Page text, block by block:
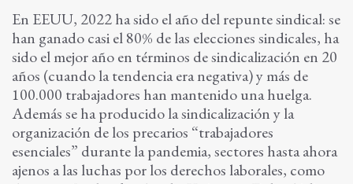
En EEUU, 2022 ha sido el año del repunte sindical: se
han ganado casi el 80% de las elecciones sindicales, ha
sido el mejor año en términos de sindicalización en 20
años (cuando la tendencia era negativa) y más de
100.000 trabajadores han mantenido una huelga.
Además se ha producido la sindicalización y la
organización de los precarios “trabajadores
esenciales” durante la pandemia, sectores hasta ahora
ajenos a las luchas por los derechos laborales, como